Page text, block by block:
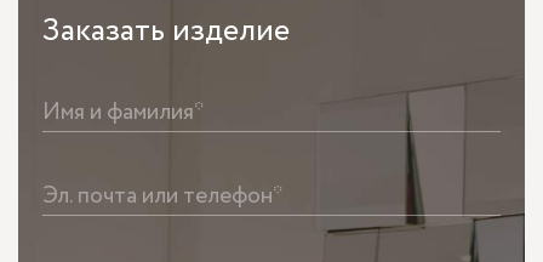
Заказать изделие
Имя и фамилия*
Эл. почта или телефон*